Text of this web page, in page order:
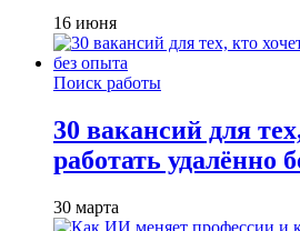
16 июня
Поиск работы
30 вакансий для
работать удалённо
30 марта